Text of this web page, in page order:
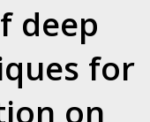
deep
for
on